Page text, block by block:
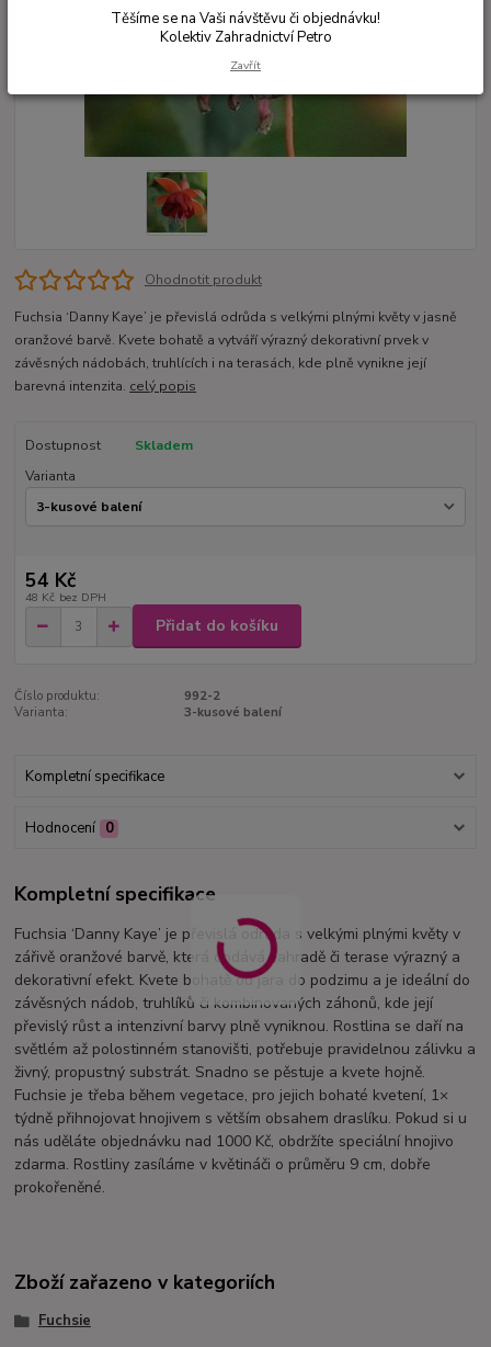
Ohodnotit produkt
Fuchsia ‘Danny Kaye’ je převislá odrůda s velkými plnými květy v jasně
oranžové barvě. Kvete bohatě a vytváří výrazný dekorativní prvek v
závěsných nádobách, truhlících i na terasách, kde plně vynikne její
barevná intenzita. celý popis
Dostupnost
Skladem
Varianta
54 Kč
48 Kč bez DPH
Přidat do košíku
Číslo produktu:
992-2
Varianta:
3-kusové balení
Kompletní specifikace
Hodnocení 0
Kompletní specifikace
Fuchsia ‘Danny Kaye’ je převislá odrůda s velkými plnými květy v
zářivě oranžové barvě, která dodává zahradě či terase výrazný a
dekorativní efekt. Kvete bohatě od jara do podzimu a je ideální do
závěsných nádob, truhlíků či kombinovaných záhonů, kde její
převislý růst a intenzivní barvy plně vyniknou. Rostlina se daří na
světlém až polostinném stanovišti, potřebuje pravidelnou zálivku a
živný, propustný substrát. Snadno se pěstuje a kvete hojně.
Fuchsie je třeba během vegetace, pro jejich bohaté kvetení, 1×
týdně přihnojovat hnojivem s větším obsahem draslíku. Pokud si u
nás uděláte objednávku nad 1000 Kč, obdržíte speciální hnojivo
zdarma. Rostliny zasíláme v květináči o průměru 9 cm, dobře
prokořeněné.
Zboží zařazeno v kategoriích
Fuchsie
Těšíme se na Vaši návštěvu či objednávku!
Kolektiv Zahradnictví Petro
Zavřít